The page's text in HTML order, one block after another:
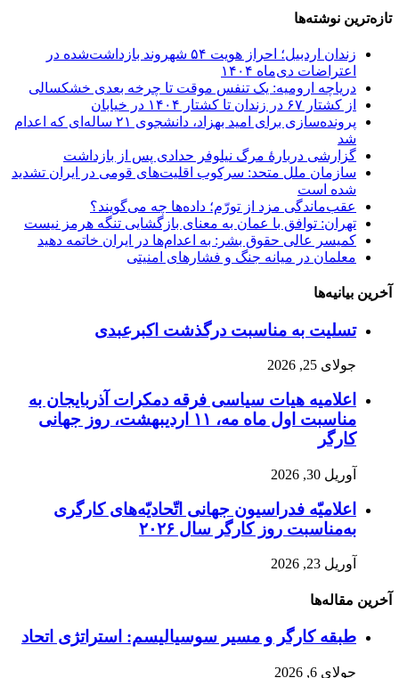
تازه‌ترین نوشته‌ها
زندان اردبیل؛ احراز هویت ۵۴ شهروند بازداشت‌شده در
اعتراضات دی‌ماه ۱۴۰۴
دریاچه ارومیه: یک تنفس موقت تا چرخه بعدی خشکسالی
از کشتار ۶۷ در زندان تا کشتار ۱۴۰۴ در خیابان
پرونده‌سازی برای امید بهزاد، دانشجوی ۲۱ ساله‌ای که اعدام
شد
گزارشی دربارهٔ مرگ نیلوفر حدادی پس از بازداشت
سازمان ملل متحد: سرکوب اقلیت‌های قومی در ایران تشدید
شده است
عقب‌ماندگی مزد از تورّم؛ داده‌ها چه می‌گویند؟
تهران: توافق با عمان به معنای بازگشایی تنگه هرمز نیست
کمیسر عالی حقوق بشر: به اعدام‌ها در ایران خاتمه دهید
معلمان در میانه جنگ و فشارهای امنیتی
آخرین بیانیه‌ها
تسلیت به مناسبت درگذشت اکبرعبدی
جولای 25, 2026
اعلامیه هیات سیاسی فرقه دمکرات آذربایجان به
مناسبت اول ماه مه، ۱۱ اردیبهشت، روز جهانی
کارگر
آوریل 30, 2026
اعلامیّه فدراسیون جهانی اتّحادیّه‌های کارگری
به‌مناسبت روز کارگر سال ۲۰۲۶
آوریل 23, 2026
آخرین مقاله‌ها
طبقه کارگر و مسیر سوسیالیسم: استراتژی اتحاد
جولای 6, 2026